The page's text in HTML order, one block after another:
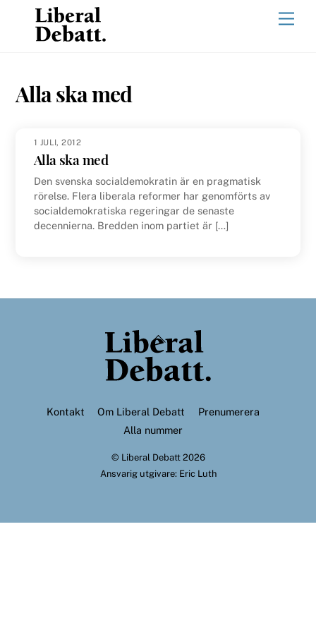
content
Alla ska med
1 JULI, 2012
Alla ska med
Den svenska socialdemokratin är en pragmatisk
rörelse. Flera liberala reformer har genomförts av
socialdemokratiska regeringar de senaste
decennierna. Bredden inom partiet är […]
Back
To
Top
Kontakt Om Liberal Debatt
Prenumerera
Alla nummer
© Liberal Debatt2026
Ansvarig utgivare: Eric Luth